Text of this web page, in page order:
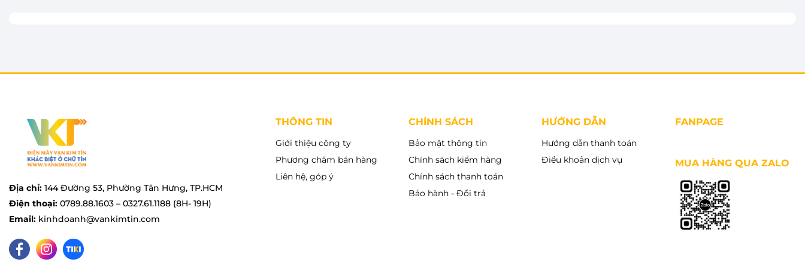
nét hỗ trợ theo dõi chu trình hoạt động thuận tiện hơn trong suốt quá trình sử dụng.
gỉ bền bỉ, giúp hạn chế tình trạng mảng bám và gỉ sét theo thời gian. Nhờ đó, máy không chỉ nâng cao
độ bền mà còn góp phần bảo vệ quần áo tốt hơn sau mỗi lần sấy.
Địa chỉ: 144 Đường 53, Phường Tân Hưng, TP.HCM
Điện thoại: 0789.88.1603 – 0327.61.1188 (8H- 19H)
Email: kinhdoanh@vankimtin.com
THÔNG TIN
Giới thiệu công ty
Phương châm bán hàng
Liên hệ, góp ý
CHÍNH SÁCH
Bảo mật thông tin
Chính sách kiểm hàng
Chính sách thanh toán
Bảo hành - Đổi trả
HƯỚNG DẪN
Hướng dẫn thanh toán
Điều khoản dịch vụ
FANPAGE
MUA HÀNG QUA ZALO